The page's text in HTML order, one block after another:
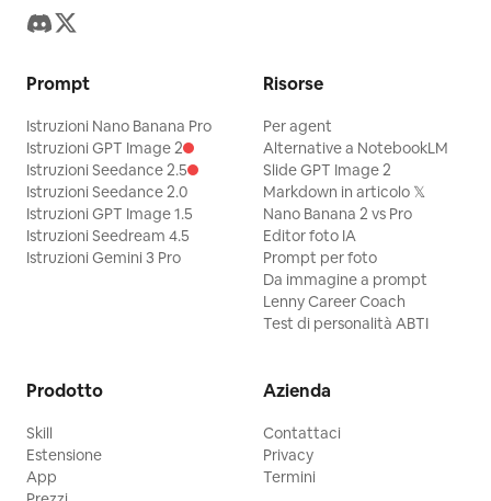
Prompt
Istruzioni Nano Banana Pro
Istruzioni GPT Image 2
Istruzioni Seedance 2.5
Istruzioni Seedance 2.0
Istruzioni GPT Image 1.5
Istruzioni Seedream 4.5
Istruzioni Gemini 3 Pro
Risorse
Per agent
Alternative a NotebookLM
Slide GPT Image 2
Markdown in articolo 𝕏
Nano Banana 2 vs Pro
Editor foto IA
Prompt per foto
Da immagine a prompt
Lenny Career Coach
Test di personalità ABTI
Prodotto
Skill
Estensione
App
Azienda
Contattaci
Privacy
Termini